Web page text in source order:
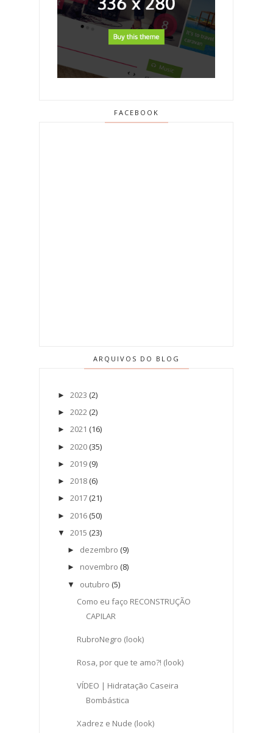
FACEBOOK
ARQUIVOS DO BLOG
► 2023 (2)
► 2022 (2)
► 2021 (16)
► 2020 (35)
► 2019 (9)
► 2018 (6)
► 2017 (21)
► 2016 (50)
▼ 2015 (23)
► dezembro (9)
► novembro (8)
▼ outubro (5)
Como eu faço RECONSTRUÇÃO
CAPILAR
RubroNegro (look)
Rosa, por que te amo?! (look)
VÍDEO | Hidratação Caseira
Bombástica
Xadrez e Nude (look)